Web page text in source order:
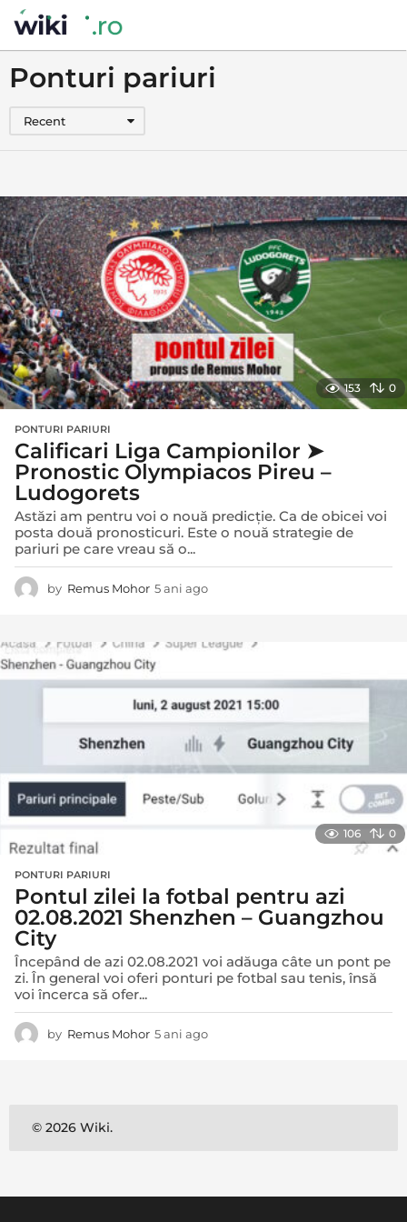
Ponturi pariuri
Recent
153 0
PONTURI PARIURI
Calificari Liga Campionilor ➤
Pronostic Olympiacos Pireu –
Ludogorets
Astăzi am pentru voi o nouă predicție. Ca de obicei voi
posta două pronosticuri. Este o nouă strategie de
pariuri pe care vreau să o...
by Remus Mohor 5 ani ago
i
o
106 0
PONTURI PARIURI
Pontul zilei la fotbal pentru azi
02.08.2021 Shenzhen – Guangzhou
City
Începând de azi 02.08.2021 voi adăuga câte un pont pe
zi. În general voi oferi ponturi pe fotbal sau tenis, însă
voi încerca să ofer...
by Remus Mohor 5 ani ago
© 2026 Wiki.